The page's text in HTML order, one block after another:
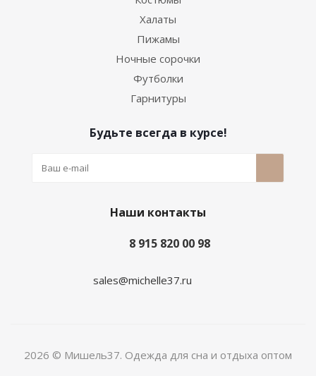
Халаты
Пижамы
Ночные сорочки
Футболки
Гарнитуры
Будьте всегда в курсе!
Наши контакты
8 915 820 00 98
sales@michelle37.ru
2026 © Мишель37. Одежда для сна и отдыха оптом